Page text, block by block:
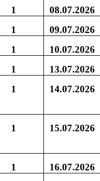
1
08.07.2026
1
09.07.2026
1
10.07.2026
1
13.07.2026
1 14.07.2026
1 15.07.2026
1
16.07.2026